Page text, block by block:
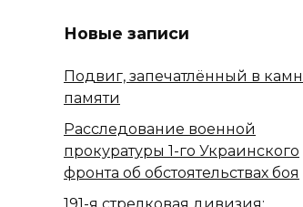
Новые записи
Подвиг, запечатлённый в
памяти
Расследование военной
прокуратуры 1-го Украинского
фронта об обстоятельствах боя